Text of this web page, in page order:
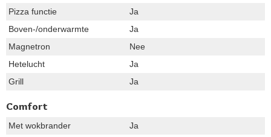
Pizza functie
Ja
Boven-/onderwarmte
Ja
Magnetron
Nee
Hetelucht
Ja
Grill
Ja
Comfort
Met wokbrander
Ja